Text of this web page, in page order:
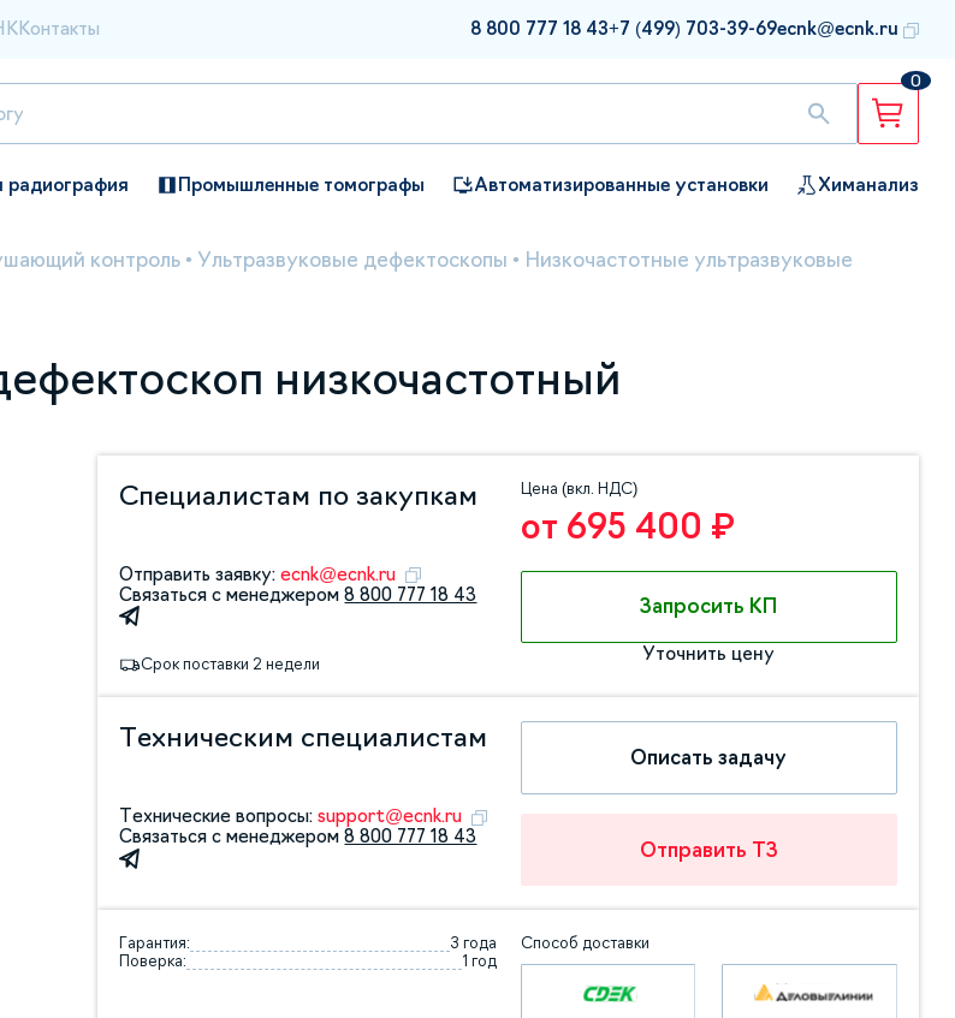
Контакты 8 800 777 18 43+7 (499) 703-39-69ecnk@ecnk.ru
0
радиография Промышленные томографы Автоматизированные установки Химанализ
контроль • Ультразвуковые дефектоскопы • Низкочастотные ультразвуковые
низкочастотный
Специалистам по закупкам
Отправить заявку:ecnk@ecnk.ru
Связаться с менеджером8 800 777 18 43
Срок поставки 2 недели
Цена (вкл. НДС)
от 695 400 ₽
Запросить КП
Уточнить цену
Техническим специалистам
Технические вопросы:support@ecnk.ru
Связаться с менеджером8 800 777 18 43
Описать задачу
Отправить ТЗ
Гарантия:
3 года
Поверка:
1 год
Способ доставки